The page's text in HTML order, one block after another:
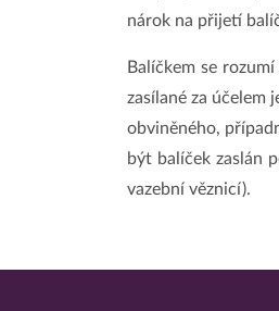
nárok na přijetí
Balíčkem se
zasílané za účelem
obviněného,
být balíček zaslán
vazební věznicí).